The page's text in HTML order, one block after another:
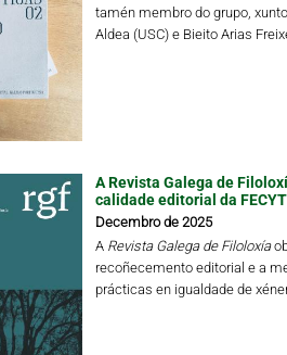
tamén membro do grupo,
Aldea (USC) e Bieito Arias
A Revista Galega de
calidade editorial da FECYT
Decembro de 2025
A Revista Galega de Filoloxía
recoñecemento editorial e a
prácticas en igualdade de